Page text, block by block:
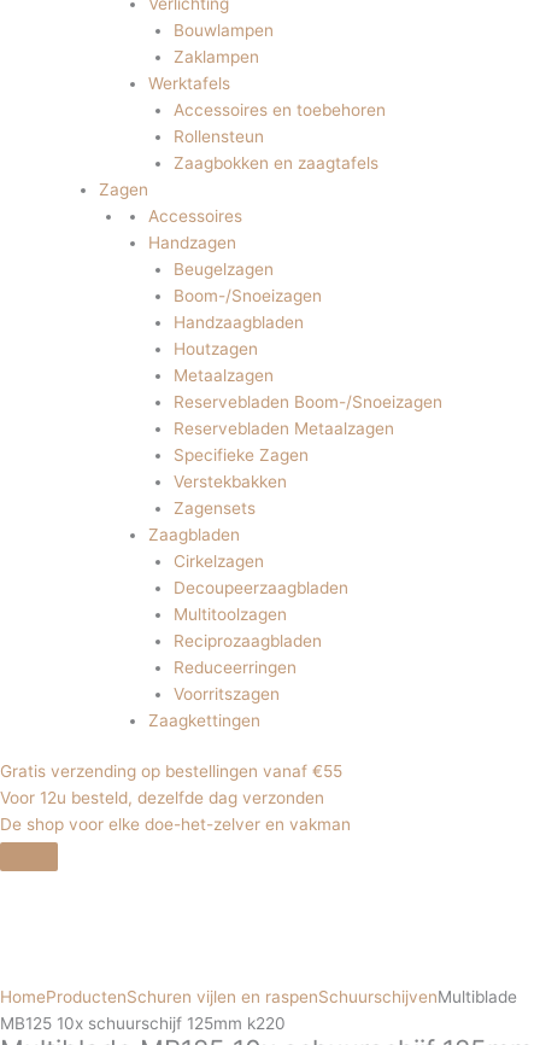
Bouwlampen
Zaklampen
Werktafels
Accessoires en toebehoren
Rollensteun
Zaagbokken en zaagtafels
Zagen
Accessoires
Handzagen
Beugelzagen
Boom-/Snoeizagen
Handzaagbladen
Houtzagen
Metaalzagen
Reservebladen Boom-/Snoeizagen
Reservebladen Metaalzagen
Specifieke Zagen
Verstekbakken
Zagensets
Zaagbladen
Cirkelzagen
Decoupeerzaagbladen
Multitoolzagen
Reciprozaagbladen
Reduceerringen
Voorritszagen
Zaagkettingen
Gratis verzending op bestellingen vanaf €55
Voor 12u besteld, dezelfde dag verzonden
De shop voor elke doe-het-zelver en vakman
HomeProductenSchuren vijlen en raspenSchuurschijvenMultiblade
MB125 10x schuurschijf 125mm k220